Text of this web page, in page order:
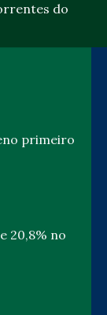
do
primeiro
20,8% no